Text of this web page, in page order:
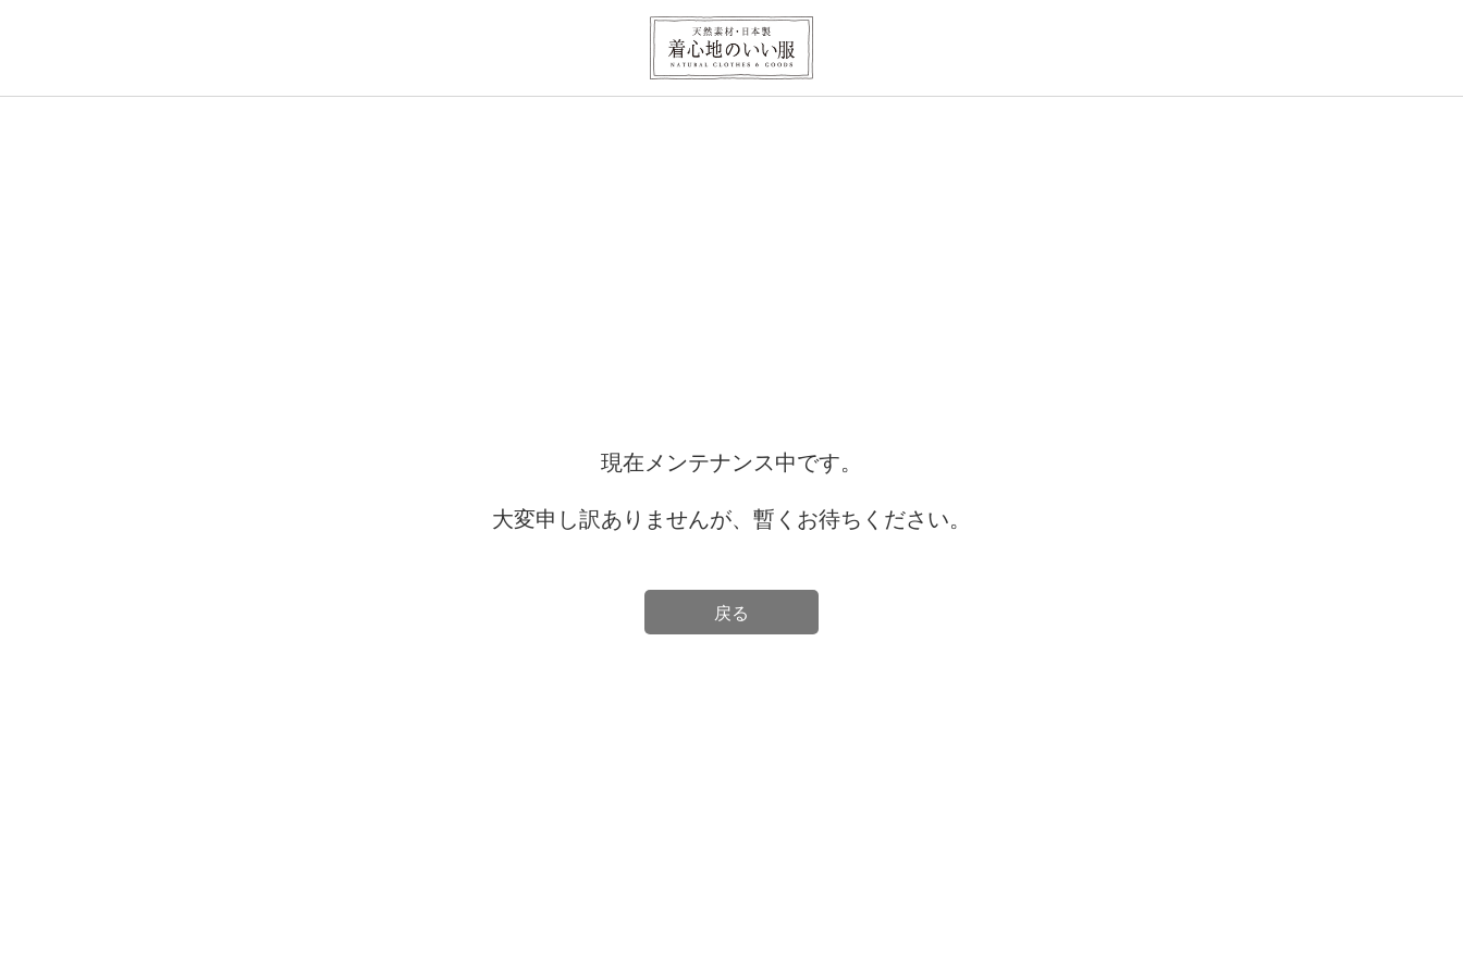
現在メンテナンス中です。
大変申し訳ありませんが、暫くお待ちください。
戻る